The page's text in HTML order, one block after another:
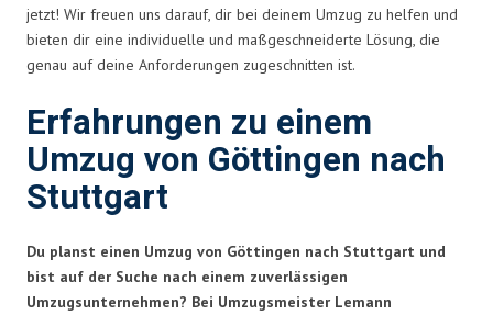
jetzt! Wir freuen uns darauf, dir bei deinem Umzug zu helfen und
bieten dir eine individuelle und maßgeschneiderte Lösung, die
genau auf deine Anforderungen zugeschnitten ist.
Erfahrungen zu einem
Umzug von Göttingen nach
Stuttgart
Du planst einen Umzug von Göttingen nach Stuttgart und
bist auf der Suche nach einem zuverlässigen
Umzugsunternehmen? Bei Umzugsmeister Lemann